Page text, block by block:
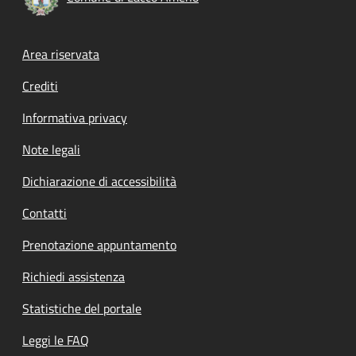
Footer menu
Area riservata
Crediti
Informativa privacy
Note legali
Dichiarazione di accessibilità
Contatti
Prenotazione appuntamento
Richiedi assistenza
Statistiche del portale
Leggi le FAQ